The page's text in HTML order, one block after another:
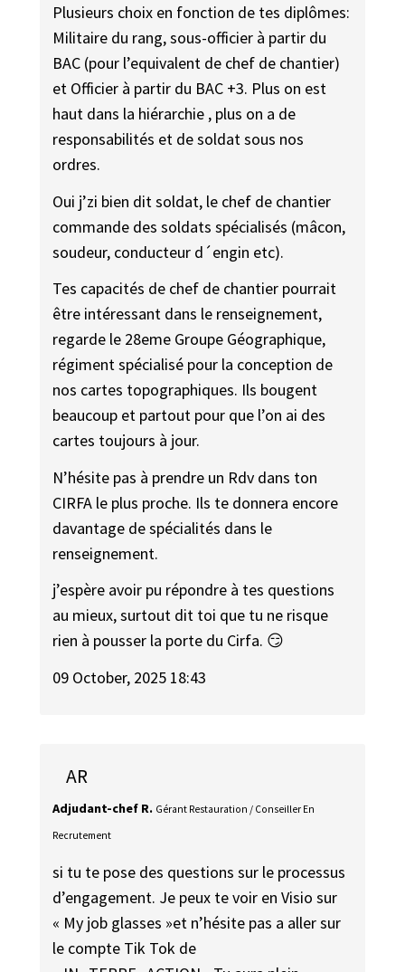
Plusieurs choix en fonction de tes diplômes:
Militaire du rang, sous-officier à partir du
BAC (pour l’equivalent de chef de chantier)
et Officier à partir du BAC +3. Plus on est
haut dans la hiérarchie , plus on a de
responsabilités et de soldat sous nos
ordres.
Oui j’zi bien dit soldat, le chef de chantier
commande des soldats spécialisés (mâcon,
soudeur, conducteur d´engin etc).
Tes capacités de chef de chantier pourrait
être intéressant dans le renseignement,
regarde le 28eme Groupe Géographique,
régiment spécialisé pour la conception de
nos cartes topographiques. Ils bougent
beaucoup et partout pour que l’on ai des
cartes toujours à jour.
N’hésite pas à prendre un Rdv dans ton
CIRFA le plus proche. Ils te donnera encore
davantage de spécialités dans le
renseignement.
j’espère avoir pu répondre à tes questions
au mieux, surtout dit toi que tu ne risque
rien à pousser la porte du Cirfa. 😏
09 October, 2025 18:43
AR
Adjudant-chef R. Gérant Restauration / Conseiller En
Recrutement
si tu te pose des questions sur le processus
d’engagement. Je peux te voir en Visio sur
« My job glasses »et n’hésite pas a aller sur
le compte Tik Tok de